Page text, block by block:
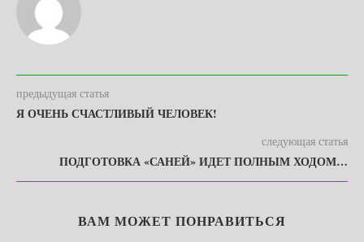
предыдущая статья
Я ОЧЕНЬ СЧАСТЛИВЫЙ ЧЕЛОВЕК!
следующая статья
ПОДГОТОВКА «САНЕЙ» ИДЕТ ПОЛНЫМ ХОДОМ…
ВАМ МОЖЕТ ПОНРАВИТЬСЯ